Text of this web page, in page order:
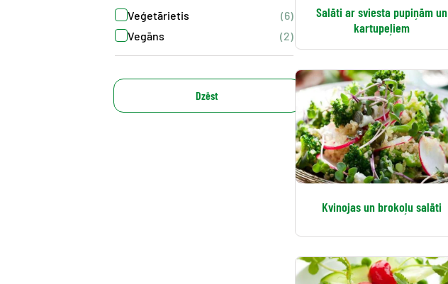
Veģetārietis
(6)
Vegāns
(2)
Dzēst
Salāti ar sviesta pupiņām un
kartupeļiem
Kvinojas un brokoļu salāti